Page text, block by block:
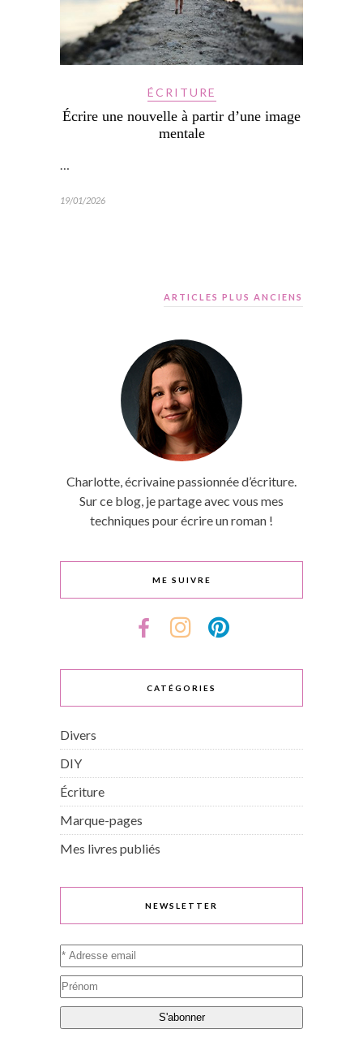
ÉCRITURE
Écrire une nouvelle à partir d’une image
mentale
…
19/01/2026
ARTICLES PLUS ANCIENS
Charlotte, écrivaine passionnée d’écriture.
Sur ce blog, je partage avec vous mes
techniques pour écrire un roman !
ME SUIVRE
CATÉGORIES
Divers
DIY
Écriture
Marque-pages
Mes livres publiés
NEWSLETTER